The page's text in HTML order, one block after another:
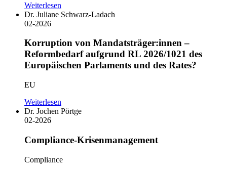
Weiterlesen
Dr. Juliane Schwarz-Ladach
02-2026
Korruption von Mandatsträger:innen –
Reformbedarf aufgrund RL 2026/1021 des
Europäischen Parlaments und des Rates?
EU
Weiterlesen
Dr. Jochen Pörtge
02-2026
Compliance-Krisenmanagement
Compliance